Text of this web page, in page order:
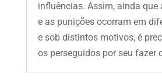
influências. Assim, ainda que
e as punições ocorram em
e sob distintos motivos, é
os perseguidos por seu fazer